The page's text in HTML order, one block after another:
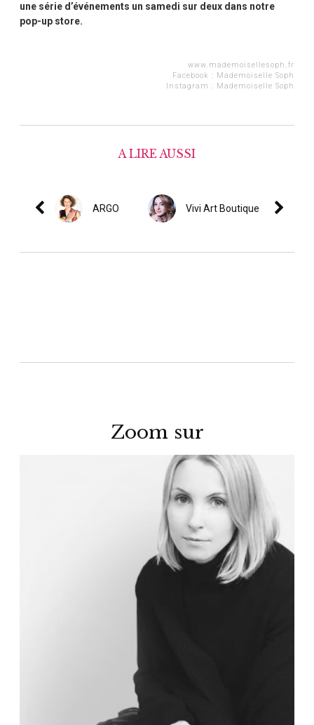
une série d’événements un samedi sur deux dans notre
pop-up store.
www.mademoisellesoph.fr
Facebook : Mademoiselle Soph
Instagram : Mademoiselle Soph
A LIRE AUSSI
ARGO Vivi Art Boutique
Zoom sur